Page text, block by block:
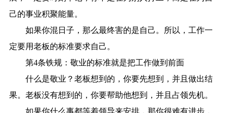
己的事业积聚能量。
如果你混日子，那么最终害的是自己。所以，工作一
定要用老板的标准要求自己。
第4条铁规：敬业的标准就是把工作做到前面
什么是敬业？老板想到的，你要先想到，并且做出结
果。老板没有想到的，你要帮助他想到，并且占领先机。
如果你什么事都等着领导来安排，那你很难有进步，